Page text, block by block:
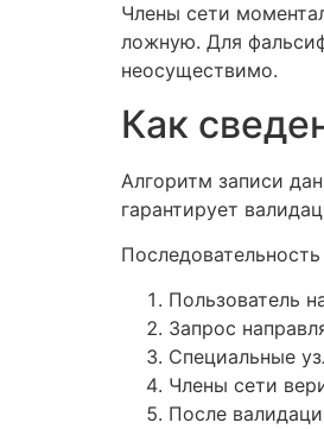
Члены сети
ложную. Для
неосуществимо.
Как
Алгоритм записи
гарантирует
Пользователь
Запрос
Специальные
Члены сети
После